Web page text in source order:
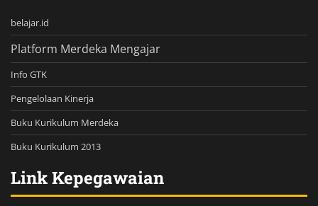
belajar.id
Platform Merdeka Mengajar
Info GTK
Pengelolaan Kinerja
Buku Kurikulum Merdeka
Buku Kurikulum 2013
Link Kepegawaian